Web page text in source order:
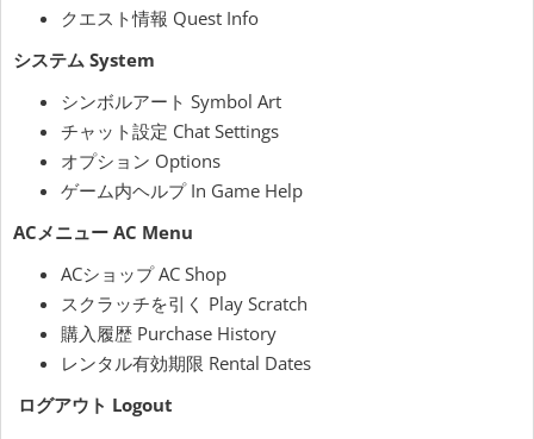
クエスト情報 Quest Info
システム System
シンボルアート Symbol Art
チャット設定 Chat Settings
オプション Options
ゲーム内ヘルプ In Game Help
ACメニュー AC Menu
ACショップ AC Shop
スクラッチを引く Play Scratch
購入履歴 Purchase History
レンタル有効期限 Rental Dates
ログアウト Logout